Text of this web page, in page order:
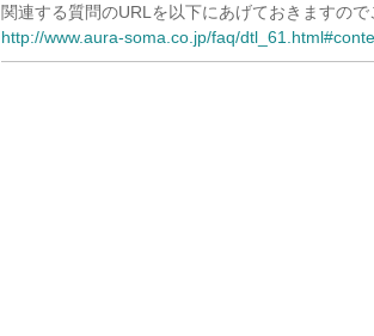
関連する質問のURLを以下にあげておきますので
http://www.aura-soma.co.jp/faq/